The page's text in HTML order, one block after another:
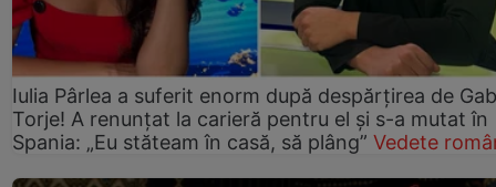
Iulia Pârlea a suferit enorm după despărțirea de
Torje! A renunțat la carieră pentru el și s-a mutat în
Spania: „Eu stăteam în casă, să plâng” Vedete